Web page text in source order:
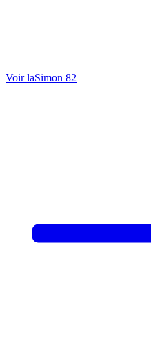
Voir laSimon 82